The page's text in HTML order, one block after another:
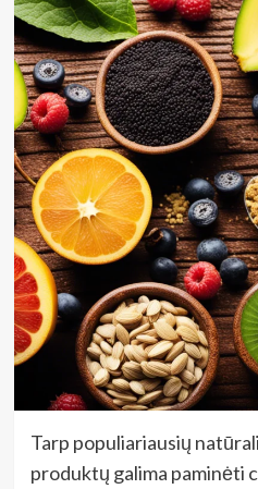
Tarp populiariausių
produktų galima paminėti